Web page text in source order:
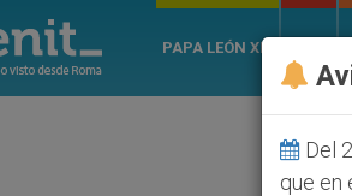
PAPA LEÓN XIV
Del
que en